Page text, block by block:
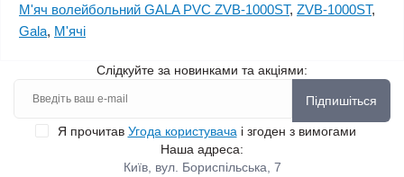
М'яч волейбольний GALA PVC ZVB-1000ST, ZVB-1000ST,
Gala, М'ячі
Слідкуйте за новинками та акціями:
Підпишіться
Я прочитав Угода користувача і згоден з вимогами
Наша адреса:
Київ, вул. Бориспільська, 7